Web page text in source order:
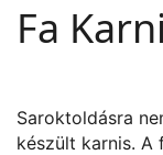
Fa
Saroktoldásra
készült karnis. A